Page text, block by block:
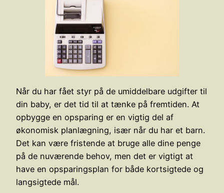
Når du har fået styr på de umiddelbare udgifter til
din baby, er det tid til at tænke på fremtiden. At
opbygge en opsparing er en vigtig del af
økonomisk planlægning, især når du har et barn.
Det kan være fristende at bruge alle dine penge
på de nuværende behov, men det er vigtigt at
have en opsparingsplan for både kortsigtede og
langsigtede mål.